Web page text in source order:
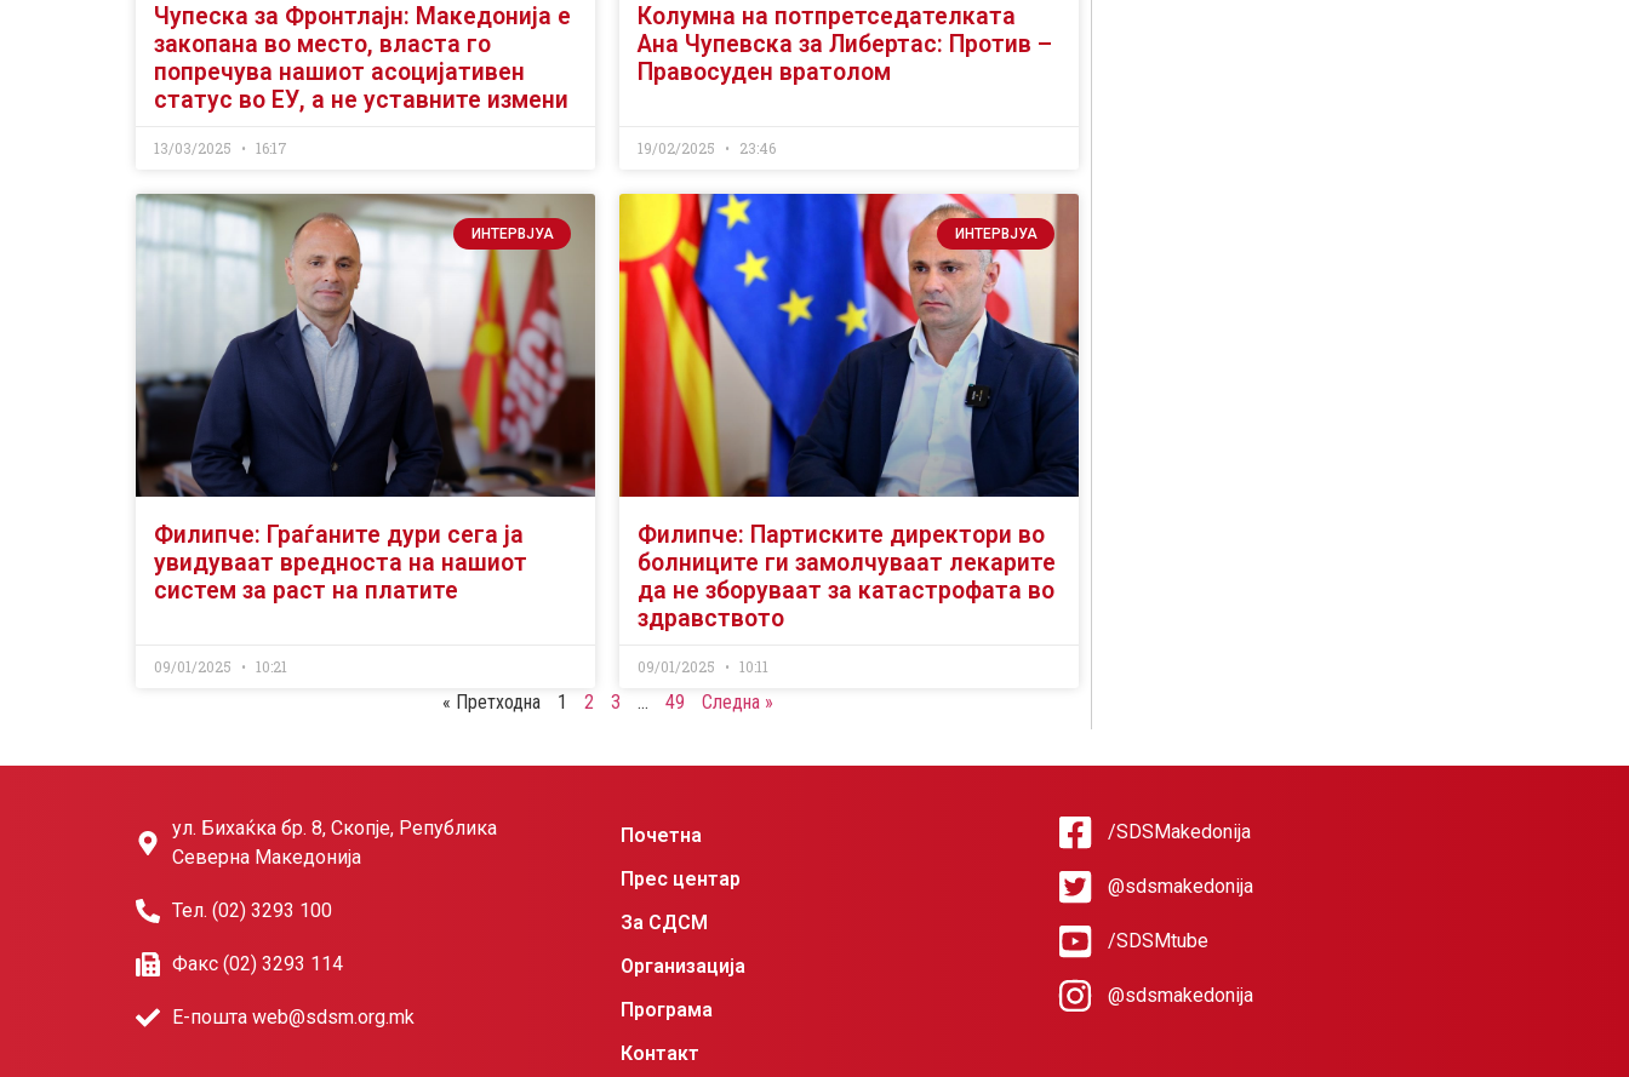
Чупеска за Фронтлајн: Македонија е
закопана во место, власта го
попречува нашиот асоцијативен
статус во ЕУ, а не уставните измени
13/03/2025 16:17
Колумна на потпретседателката
Ана Чупевска за Либертас: Против –
Правосуден вратолом
19/02/2025 23:46
ИНТЕРВЈУА
Филипче: Граѓаните дури сега ја
увидуваат вредноста на нашиот
систем за раст на платите
09/01/2025 10:21
ИНТЕРВЈУА
Филипче: Партиските директори во
болниците ги замолчуваат лекарите
да не зборуваат за катастрофата во
здравството
09/01/2025 10:11
« Претходна 1 2 3 … 49 Следна »
ул. Бихаќка бр. 8, Скопје, Република
Северна Македонија
Тел. (02) 3293 100
Факс (02) 3293 114
Е-пошта web@sdsm.org.mk
Почетна
Прес центар
За СДСМ
Организација
Програма
Контакт
/SDSMakedonija
@sdsmakedonija
/SDSMtube
@sdsmakedonija